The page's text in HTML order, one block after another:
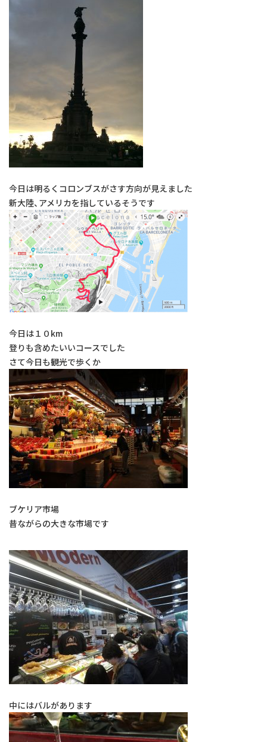
今日は明るくコロンブスがさす方向が見えました
新大陸、アメリカを指しているそうです
今日は１０km
登りも含めたいいコースでした
さて今日も観光で歩くか
ブケリア市場
昔ながらの大きな市場です
中にはバルがあります